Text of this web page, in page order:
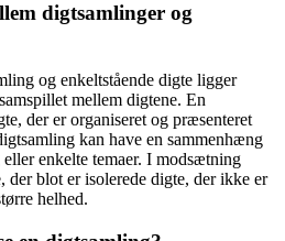
digtsamlinger og
og enkeltstående digte ligger
mellem digtene. En
der er organiseret og præsenteret
kan have en sammenhæng
enkelte temaer. I modsætning
der blot er isolerede digte, der ikke er
helhed.